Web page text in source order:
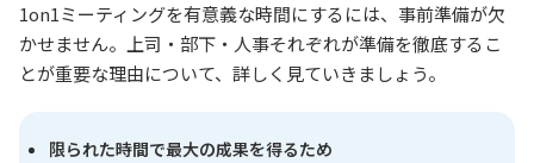
1on1ミーティングを有意義な時間にするには、事前準備が欠
かせません。上司・部下・人事それぞれが準備を徹底するこ
とが重要な理由について、詳しく見ていきましょう。
限られた時間で最大の成果を得るため